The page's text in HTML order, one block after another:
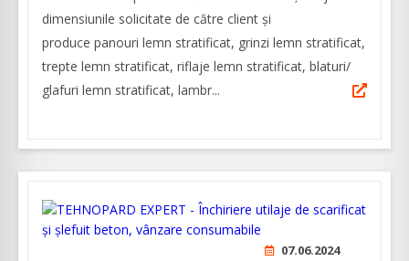
dimensiunile solicitate de către client și
produce panouri lemn stratificat, grinzi lemn stratificat,
trepte lemn stratificat, riflaje lemn stratificat, blaturi/
glafuri lemn stratificat, lambr...
07.06.2024